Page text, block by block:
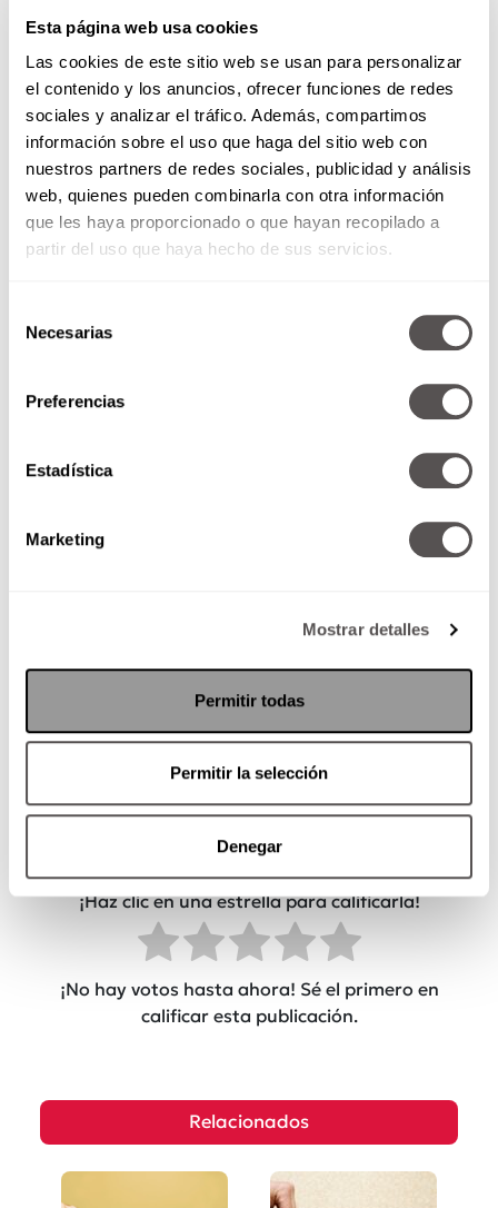
Esta página web usa cookies
Las cookies de este sitio web se usan para personalizar
el contenido y los anuncios, ofrecer funciones de redes
sociales y analizar el tráfico. Además, compartimos
información sobre el uso que haga del sitio web con
nuestros partners de redes sociales, publicidad y análisis
web, quienes pueden combinarla con otra información
que les haya proporcionado o que hayan recopilado a
partir del uso que haya hecho de sus servicios.
Necesarias
Preferencias
Estadística
Marketing
Mostrar detalles
Permitir todas
Permitir la selección
Denegar
Podcastpara empezar el día
Si te gustaron estos tips déjame un comentario
aquí abajo y escribe a@dulcedagda y
@revistamoi.
Por: Dulce Dagda
¿Qué tan útil fue esta
publicación?
¡Haz clic en una estrella para calificarla!
¡No hay votos hasta ahora! Sé el primero en
calificar esta publicación.
Relacionados